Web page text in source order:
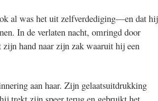
al was het uit zelfverdediging—en dat hij
In de verlaten nacht, omringd door
zijn hand naar zijn zak waaruit hij een
aan haar. Zijn gelaatsuitdrukking